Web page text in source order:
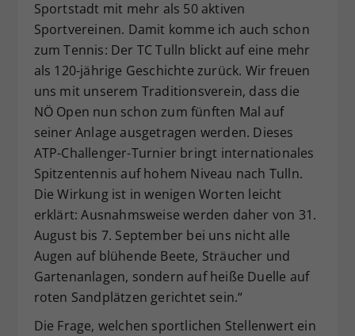
Sportstadt mit mehr als 50 aktiven
Sportvereinen. Damit komme ich auch schon
zum Tennis: Der TC Tulln blickt auf eine mehr
als 120-jährige Geschichte zurück. Wir freuen
uns mit unserem Traditionsverein, dass die
NÖ Open nun schon zum fünften Mal auf
seiner Anlage ausgetragen werden. Dieses
ATP-Challenger-Turnier bringt internationales
Spitzentennis auf hohem Niveau nach Tulln.
Die Wirkung ist in wenigen Worten leicht
erklärt: Ausnahmsweise werden daher von 31.
August bis 7. September bei uns nicht alle
Augen auf blühende Beete, Sträucher und
Gartenanlagen, sondern auf heiße Duelle auf
roten Sandplätzen gerichtet sein.“
Die Frage, welchen sportlichen Stellenwert ein